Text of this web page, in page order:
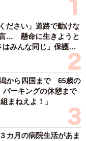
ださい」道路で動けな
… 懸命に生きようと
みんな同じ」保護団
から四国まで 65歳の
ーキングの休憩まで
まねえよ！」
カ月の病院生活があま